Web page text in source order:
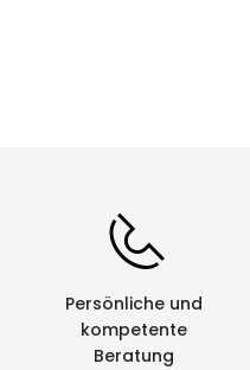
Persönliche und
kompetente
Beratung